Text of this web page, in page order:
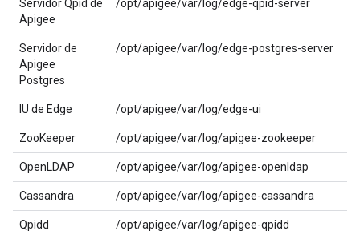
Servidor Qpid de
Apigee
/opt/apigee/var/log/edge-qpid-server
Servidor de
Apigee
Postgres
/opt/apigee/var/log/edge-postgres-server
IU de Edge /opt/apigee/var/log/edge-ui
ZooKeeper /opt/apigee/var/log/apigee-zookeeper
OpenLDAP /opt/apigee/var/log/apigee-openldap
Cassandra /opt/apigee/var/log/apigee-cassandra
Qpidd /opt/apigee/var/log/apigee-qpidd